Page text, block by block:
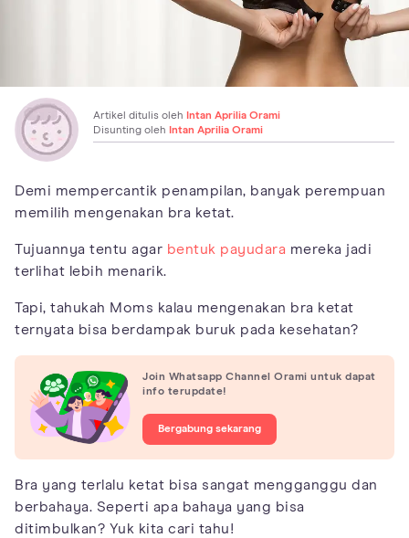
Artikel ditulis oleh Intan Aprilia Orami
Disunting oleh Intan Aprilia Orami
Demi mempercantik penampilan, banyak perempuan
memilih mengenakan bra ketat.
Tujuannya tentu agar bentuk payudara mereka jadi
terlihat lebih menarik.
Tapi, tahukah Moms kalau mengenakan bra ketat
ternyata bisa berdampak buruk pada kesehatan?
Join Whatsapp Channel Orami untuk dapat
info terupdate!
Bergabung sekarang
Bra yang terlalu ketat bisa sangat mengganggu dan
berbahaya. Seperti apa bahaya yang bisa
ditimbulkan? Yuk kita cari tahu!